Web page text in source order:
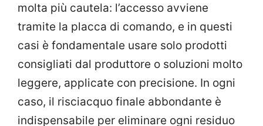
molta più cautela: l’accesso avviene
tramite la placca di comando, e in questi
casi è fondamentale usare solo prodotti
consigliati dal produttore o soluzioni molto
leggere, applicate con precisione. In ogni
caso, il risciacquo finale abbondante è
indispensabile per eliminare ogni residuo